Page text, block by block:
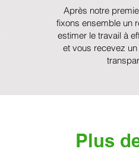
Après notre
fixons ensemble un
estimer le travail à
et vous recevez
Plus